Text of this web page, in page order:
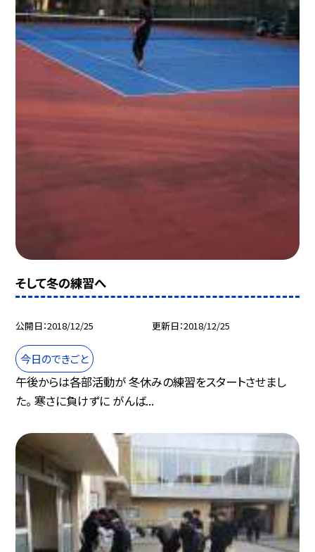
そして冬の練習へ
公開日 2018/12/25 更新日 2018/12/25
今日のできごと
午後からは各部活動が 冬休みの練習をスタートさせまし
た。 寒さに負けずに がんば...